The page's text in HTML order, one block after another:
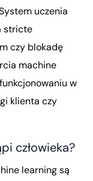
uczenia
stricte
czy blokadę
machine
w
klienta czy
człowieka?
learning są